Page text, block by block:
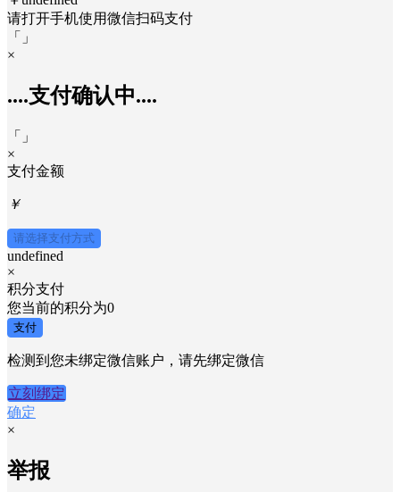
请打开手机使用微信扫码支付
「
」
×
....支付确认中....
「
」
×
支付金额
￥
请选择支付方式
undefined
×
积分支付
您当前的积分为0
支付
检测到您未绑定微信账户，请先绑定微信
立刻绑定
确定
×
举报